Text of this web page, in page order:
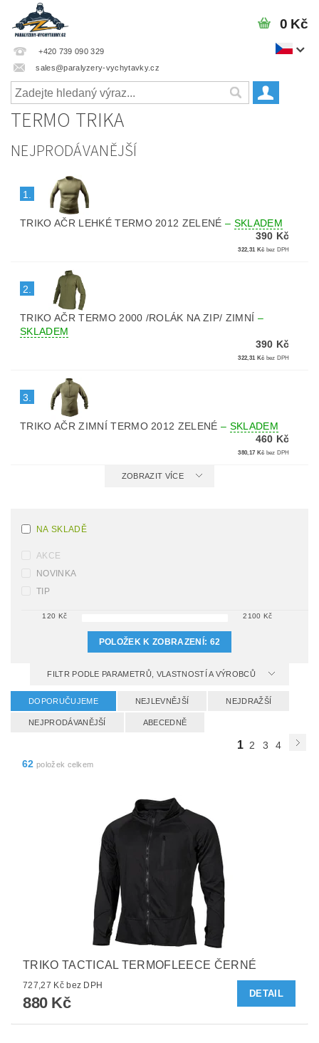
+420 739 090 329
sales@paralyzery-vychytavky.cz
0 Kč
TERMO TRIKA
NEJPRODÁVANĚJŠÍ
1.
TRIKO AČR LEHKÉ TERMO 2012 ZELENÉ– SKLADEM
390 Kč
322,31 Kč bez DPH
2.
TRIKO AČR TERMO 2000 /ROLÁK NA ZIP/ ZIMNÍ –
SKLADEM
390 Kč
322,31 Kč bez DPH
3.
TRIKO AČR ZIMNÍ TERMO 2012 ZELENÉ– SKLADEM
460 Kč
380,17 Kč bez DPH
ZOBRAZIT VÍCE
NA SKLADĚ
AKCE
NOVINKA
TIP
120 Kč 2100 Kč
POLOŽEK K ZOBRAZENÍ: 62
FILTR PODLE PARAMETRŮ, VLASTNOSTÍ A VÝROBCŮ
DOPORUČUJEME NEJLEVNĚJŠÍ NEJDRAŽŠÍ
NEJPRODÁVANĚJŠÍ ABECEDNĚ
1 2 3
4
62 položek celkem
TRIKO TACTICAL TERMOFLEECE ČERNÉ
727,27 Kč bez DPH
880 Kč
DETAIL